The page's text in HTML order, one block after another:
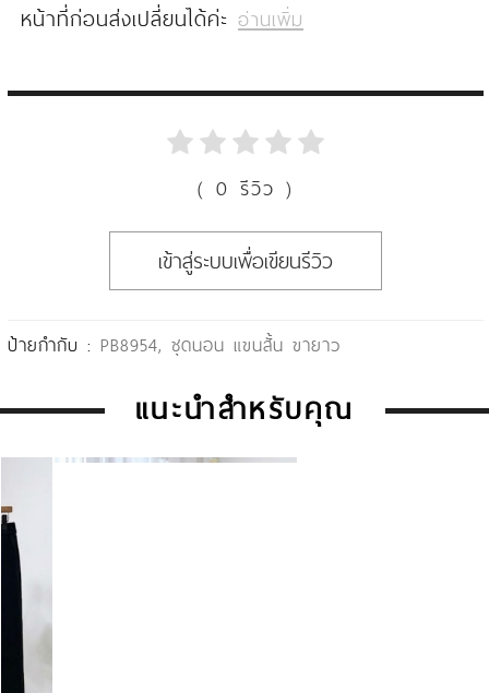
หน้าที่ก่อนส่งเปลี่ยนได้ค่ะ อ่านเพิ่ม
( 0 รีวิว )
เข้าสู่ระบบเพื่อเขียนรีวิว
ป้ายกำกับ :PB8954,ชุดนอน แขนสั้น ขายาว
แนะนำสำหรับคุณ